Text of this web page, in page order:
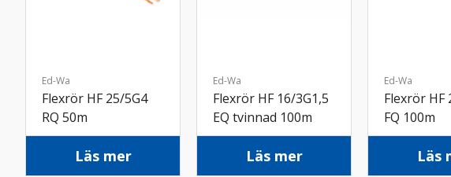
Ed-Wa
Flexrör HF 25/5G4
RQ 50m
Läs mer
Ed-Wa
Flexrör HF 16/3G1,5
EQ tvinnad 100m
Läs mer
Ed-Wa
Flexrör HF
FQ 100m
Läs